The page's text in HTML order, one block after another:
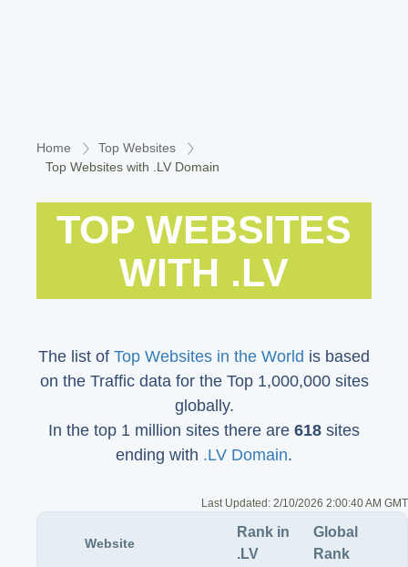
Home
Top Websites
Top Websites with .LV Domain
TOP WEBSITES
WITH .LV
The list of Top Websites in the World is based
on the Traffic data for the Top 1,000,000 sites
globally.
In the top 1 million sites there are 618 sites
ending with .LV Domain.
Last Updated: 2/10/2026 2:00:40 AM GMT
Website
Rank in
.LV
Global
Rank